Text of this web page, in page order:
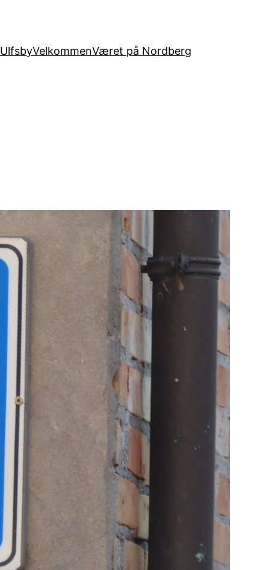
UlfsbyVelkommenVæret på Nordberg